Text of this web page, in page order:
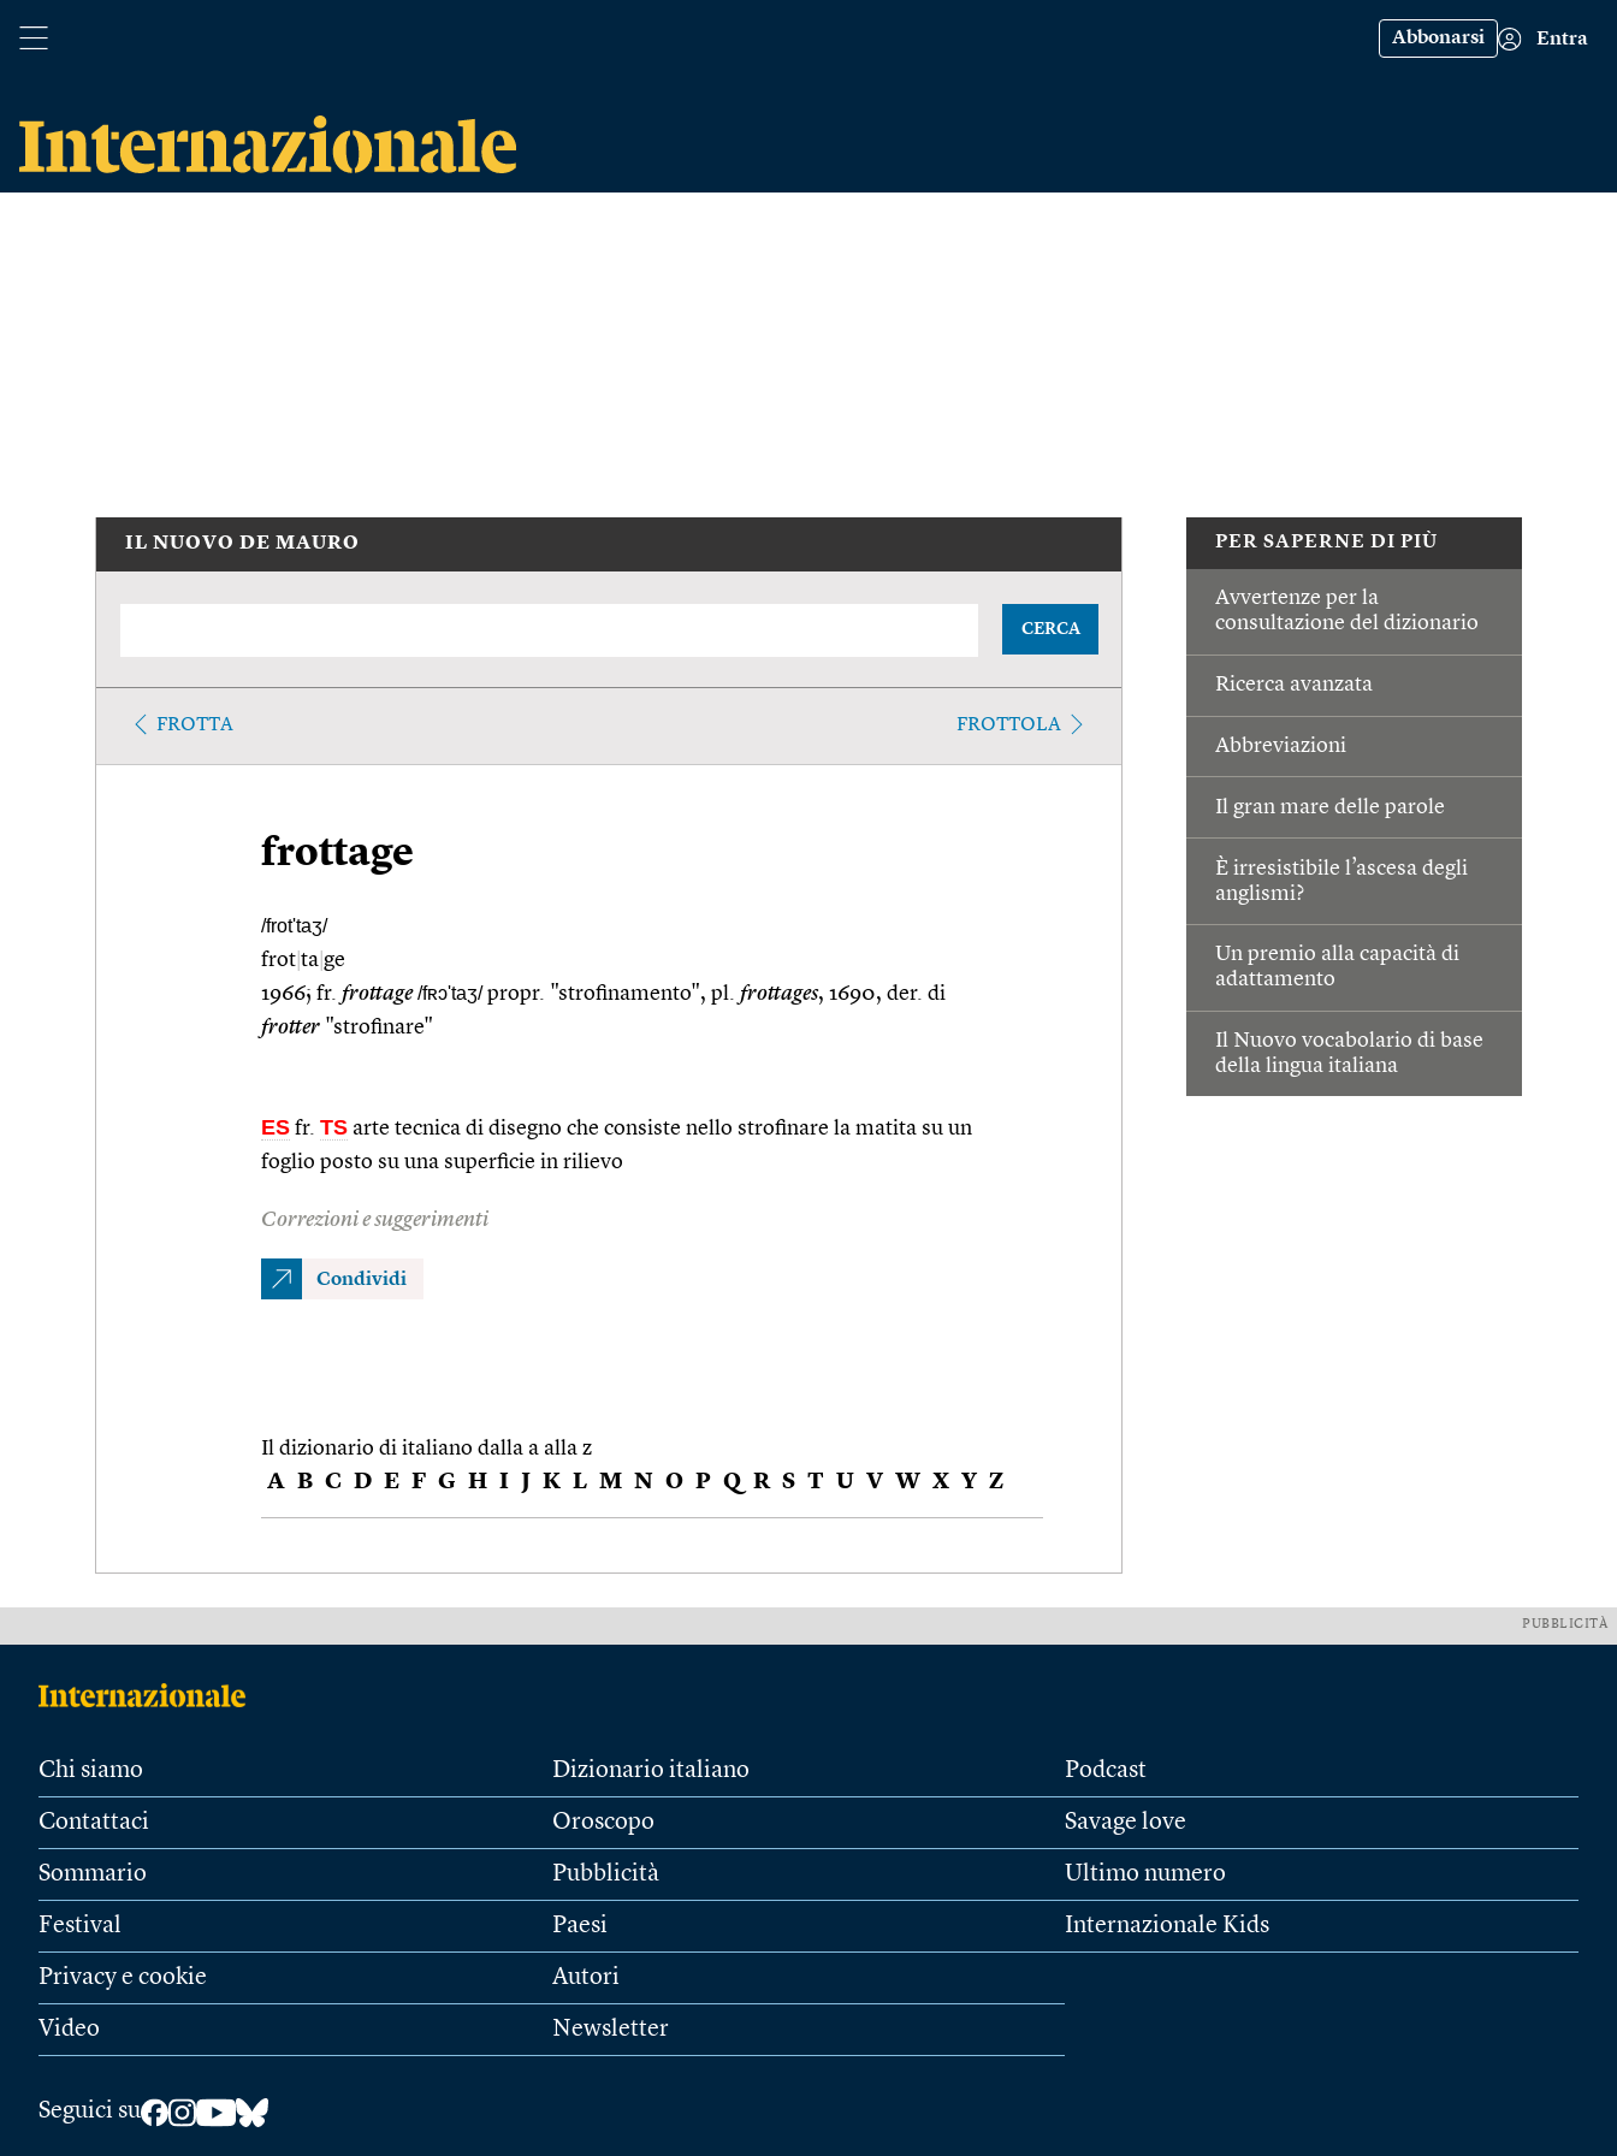
Abbonarsi Entra
PER SAPERNE DI PIÙ
Avvertenze per la
consultazione del dizionario
Ricerca avanzata
Abbreviazioni
Il gran mare delle parole
È irresistibile l’ascesa degli
anglismi?
Un premio alla capacità di
adattamento
Il Nuovo vocabolario di base
della lingua italiana
IL NUOVO DE MAURO
CERCA
FROTTA FROTTOLA
frottage
/frot'taʒ/
frot ta ge
1966; fr. frottage /fʀɔ'taʒ/propr. "strofinamento", pl. frottages, 1690, der. di
frotter "strofinare"
ES fr. TS arte tecnica di disegno che consiste nello strofinare la matita su un
foglio posto su una superficie in rilievo
Correzioni e suggerimenti
Condividi
Il dizionario di italiano dalla a alla z
A B C D E F G H I J K L M N O P Q R S T U V W X Y Z
PUBBLICITÀ
Chi siamo
Contattaci
Sommario
Festival
Privacy e cookie
Video
Dizionario italiano
Oroscopo
Pubblicità
Paesi
Autori
Newsletter
Podcast
Savage love
Ultimo numero
Internazionale Kids
Seguici su